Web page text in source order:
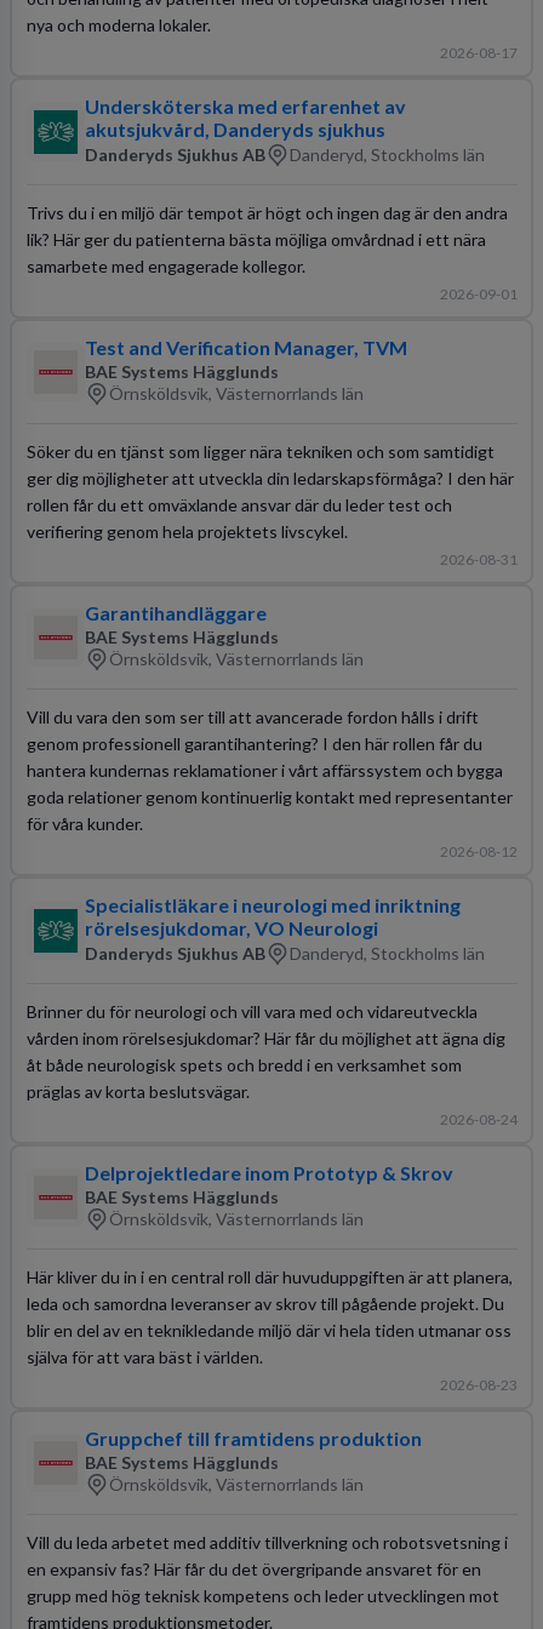
nya och moderna lokaler.
2026-08-17
Undersköterska med erfarenhet av
akutsjukvård, Danderyds sjukhus
Danderyds Sjukhus AB Danderyd, Stockholms län
Trivs du i en miljö där tempot är högt och ingen dag är den andra
lik? Här ger du patienterna bästa möjliga omvårdnad i ett nära
samarbete med engagerade kollegor.
2026-09-01
Test and Verification Manager, TVM
BAE Systems Hägglunds
Örnsköldsvik, Västernorrlands län
Söker du en tjänst som ligger nära tekniken och som samtidigt
ger dig möjligheter att utveckla din ledarskapsförmåga? I den här
rollen får du ett omväxlande ansvar där du leder test och
verifiering genom hela projektets livscykel.
2026-08-31
Garantihandläggare
BAE Systems Hägglunds
Örnsköldsvik, Västernorrlands län
Vill du vara den som ser till att avancerade fordon hålls i drift
genom professionell garantihantering? I den här rollen får du
hantera kundernas reklamationer i vårt affärssystem och bygga
goda relationer genom kontinuerlig kontakt med representanter
för våra kunder.
2026-08-12
Specialistläkare i neurologi med inriktning
rörelsesjukdomar, VO Neurologi
Danderyds Sjukhus AB Danderyd, Stockholms län
Brinner du för neurologi och vill vara med och vidareutveckla
vården inom rörelsesjukdomar? Här får du möjlighet att ägna dig
åt både neurologisk spets och bredd i en verksamhet som
präglas av korta beslutsvägar.
2026-08-24
Delprojektledare inom Prototyp & Skrov
BAE Systems Hägglunds
Örnsköldsvik, Västernorrlands län
Här kliver du in i en central roll där huvuduppgiften är att planera,
leda och samordna leveranser av skrov till pågående projekt. Du
blir en del av en teknikledande miljö där vi hela tiden utmanar oss
själva för att vara bäst i världen.
2026-08-23
Gruppchef till framtidens produktion
BAE Systems Hägglunds
Örnsköldsvik, Västernorrlands län
Vill du leda arbetet med additiv tillverkning och robotsvetsning i
en expansiv fas? Här får du det övergripande ansvaret för en
grupp med hög teknisk kompetens och leder utvecklingen mot
framtidens produktionsmetoder.